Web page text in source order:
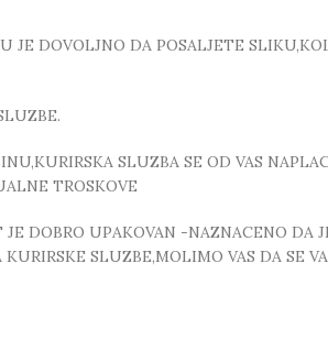
JE DOVOLJNO DA POSALJETE
SLUZBA SE OD VAS
TROSKOVE
DOBRO UPAKOVAN -NAZNACENO DA
SLUZBE,MOLIMO VAS DA SE